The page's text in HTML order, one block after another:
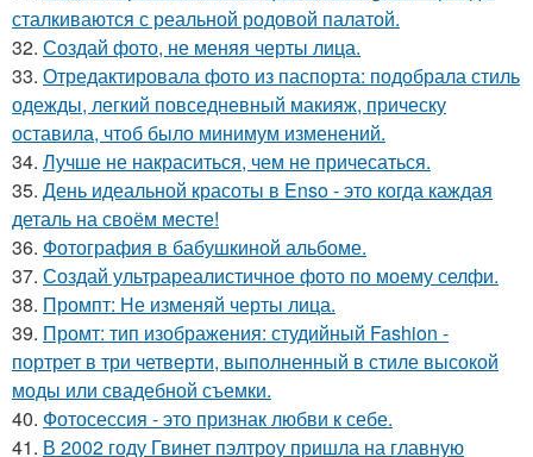
сталкиваются с реальной родовой палатой.
32. Создай фото, не меняя черты лица.
33. Отредактировала фото из паспорта: подобрала стиль
одежды, легкий повседневный макияж, прическу
оставила, чтоб было минимум изменений.
34. Лучше не накраситься, чем не причесаться.
35. День идеальной красоты в Enso - это когда каждая
деталь на своём месте!
36. Фотография в бабушкиной альбоме.
37. Создай ультрареалистичное фото по моему селфи.
38. Промпт: Не изменяй черты лица.
39. Промт: тип изображения: студийный Fashion -
портрет в три четверти, выполненный в стиле высокой
моды или свадебной съемки.
40. Фотосессия - это признак любви к себе.
41. В 2002 году Гвинет пэлтроу пришла на главную